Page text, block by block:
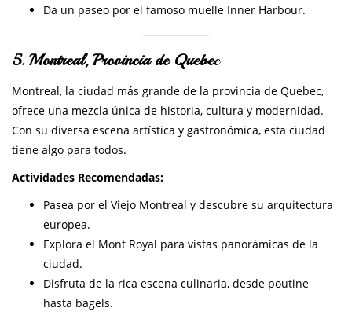
Da un paseo por el famoso muelle Inner Harbour.
5. Montreal, Provincia de Quebec
Montreal, la ciudad más grande de la provincia de Quebec,
ofrece una mezcla única de historia, cultura y modernidad.
Con su diversa escena artística y gastronómica, esta ciudad
tiene algo para todos.
Actividades Recomendadas:
Pasea por el Viejo Montreal y descubre su arquitectura
europea.
Explora el Mont Royal para vistas panorámicas de la
ciudad.
Disfruta de la rica escena culinaria, desde poutine
hasta bagels.